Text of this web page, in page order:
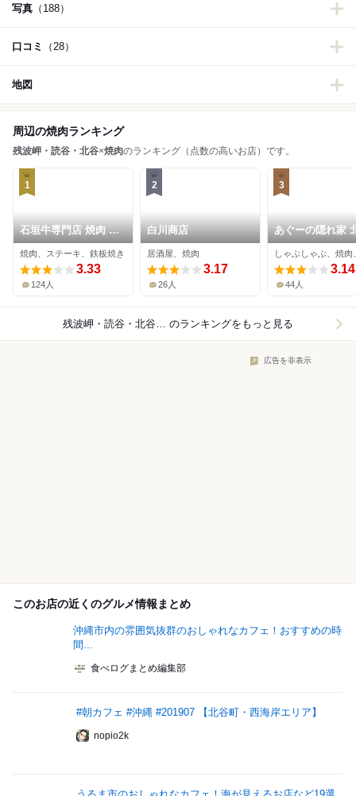
写真 （188）
口コミ （28）
地図
周辺の焼肉ランキング
残波岬・読谷・北谷×焼肉のランキング（点数の高いお店）です。
1
石垣牛専門店 焼肉 金
城 北谷本店
焼肉、ステーキ、鉄板焼き
3.33
124人
2
白川商店
居酒屋、焼肉
3.17
26人
3
あぐーの隠れ家
店
3.14
44人
残波岬・読谷・北谷×焼肉 のランキングをもっと見る
広告を非表示
このお店の近くのグルメ情報まとめ
沖縄市内の雰囲気抜群のおしゃれなカフェ！おすすめの時
間...
食べログまとめ編集部
#朝カフェ #沖縄 #201907 【北谷町・西海岸エリア】
nopio2k